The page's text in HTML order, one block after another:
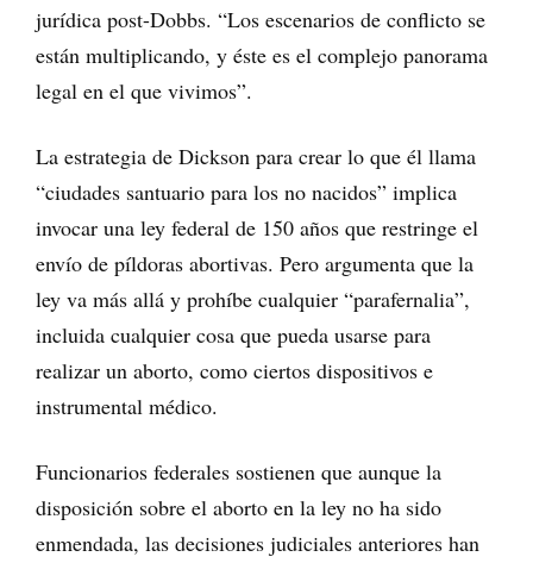
jurídica post-Dobbs. “Los escenarios de conflicto se
están multiplicando, y éste es el complejo panorama
legal en el que vivimos”.
La estrategia de Dickson para crear lo que él llama
“ciudades santuario para los no nacidos” implica
invocar una ley federal de 150 años que restringe el
envío de píldoras abortivas. Pero argumenta que la
ley va más allá y prohíbe cualquier “parafernalia”,
incluida cualquier cosa que pueda usarse para
realizar un aborto, como ciertos dispositivos e
instrumental médico.
Funcionarios federales sostienen que aunque la
disposición sobre el aborto en la ley no ha sido
enmendada, las decisiones judiciales anteriores han